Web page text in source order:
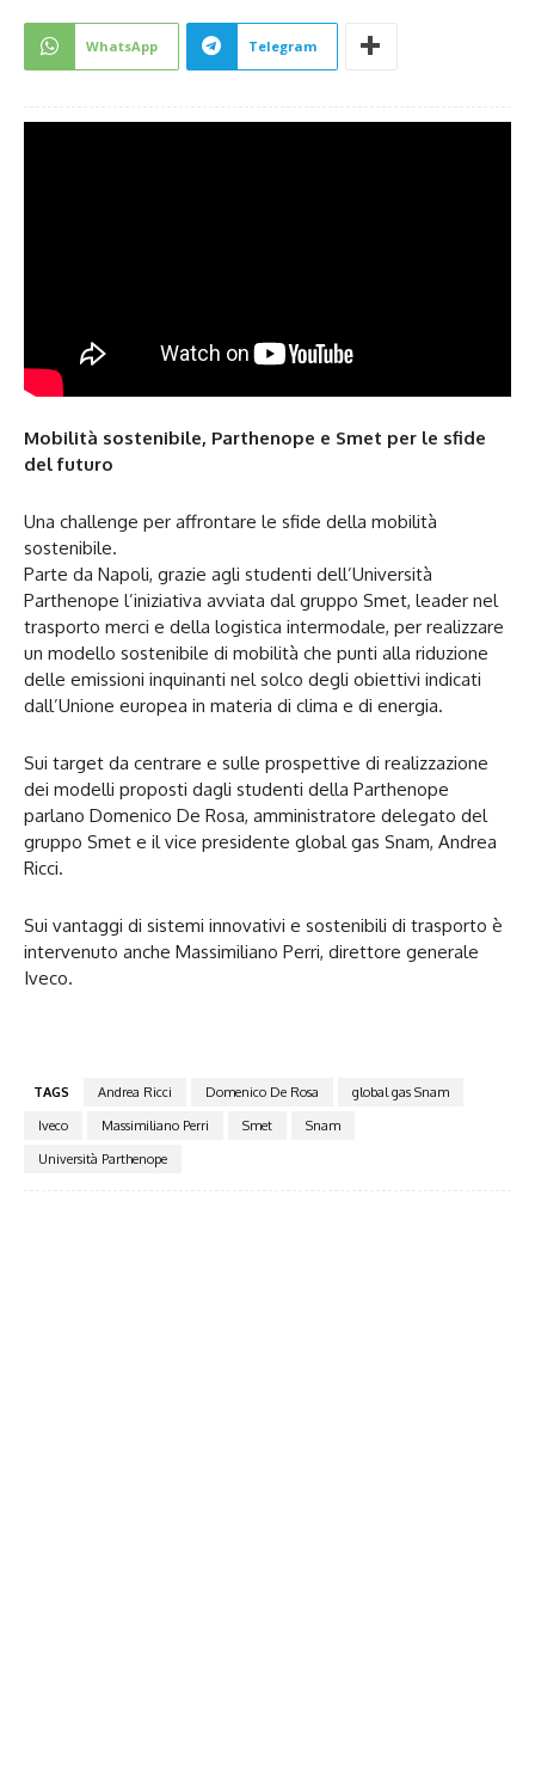
WhatsApp Telegram
Mobilità sostenibile, Parthenope e Smet per le sfide
del futuro
Una challenge per affrontare le sfide della mobilità
sostenibile.
Parte da Napoli, grazie agli studenti dell’Università
Parthenope l’iniziativa avviata dal gruppo Smet, leader nel
trasporto merci e della logistica intermodale, per realizzare
un modello sostenibile di mobilità che punti alla riduzione
delle emissioni inquinanti nel solco degli obiettivi indicati
dall’Unione europea in materia di clima e di energia.
Sui target da centrare e sulle prospettive di realizzazione
dei modelli proposti dagli studenti della Parthenope
parlano Domenico De Rosa, amministratore delegato del
gruppo Smet e il vice presidente global gas Snam, Andrea
Ricci.
Sui vantaggi di sistemi innovativi e sostenibili di trasporto è
intervenuto anche Massimiliano Perri, direttore generale
Iveco.
TAGS Andrea Ricci Domenico De Rosa
global gas Snam
Iveco
Massimiliano Perri Smet
Snam
Università Parthenope